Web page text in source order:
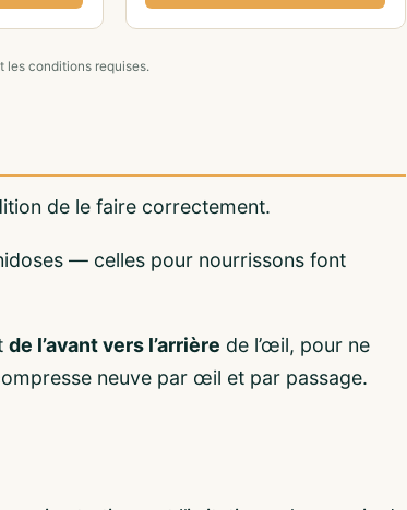
les conditions requises.
de le faire correctement.
— celles pour nourrissons font
de l’avant vers l’arrière de l’œil, pour ne
neuve par œil et par passage.